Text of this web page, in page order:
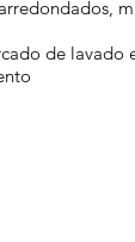
de lavado